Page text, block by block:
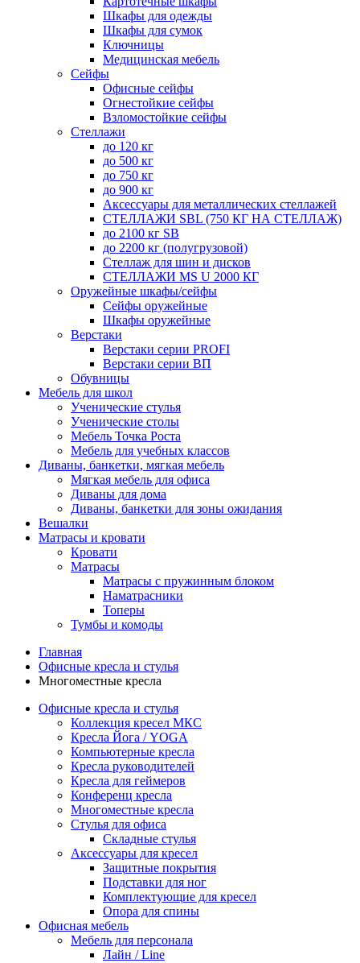
Шкафы для одежды
Шкафы для сумок
Ключницы
Медицинская мебель
Сейфы
Офисные сейфы
Огнестойкие сейфы
Взломостойкие сейфы
Стеллажи
до 120 кг
до 500 кг
до 750 кг
до 900 кг
Аксессуары для металлических стеллажей
СТЕЛЛАЖИ SBL (750 КГ НА СТЕЛЛАЖ)
до 2100 кг SB
до 2200 кг (полугрузовой)
Стеллаж для шин и дисков
СТЕЛЛАЖИ MS U 2000 КГ
Оружейные шкафы/сейфы
Сейфы оружейные
Шкафы оружейные
Верстаки
Верстаки серии PROFI
Верстаки серии ВП
Обувницы
Мебель для школ
Ученические стулья
Ученические столы
Мебель Точка Роста
Мебель для учебных классов
Диваны, банкетки, мягкая мебель
Мягкая мебель для офиса
Диваны для дома
Диваны, банкетки для зоны ожидания
Вешалки
Матрасы и кровати
Кровати
Матрасы
Матрасы с пружинным блоком
Наматрасники
Топеры
Тумбы и комоды
Главная
Офисные кресла и стулья
Многоместные кресла
Офисные кресла и стулья
Коллекция кресел МКС
Кресла Йога / YOGA
Компьютерные кресла
Кресла руководителей
Кресла для геймеров
Конференц кресла
Многоместные кресла
Стулья для офиса
Складные стулья
Аксессуары для кресел
Защитные покрытия
Подставки для ног
Комплектующие для кресел
Опора для спины
Офисная мебель
Мебель для персонала
Лайн / Line